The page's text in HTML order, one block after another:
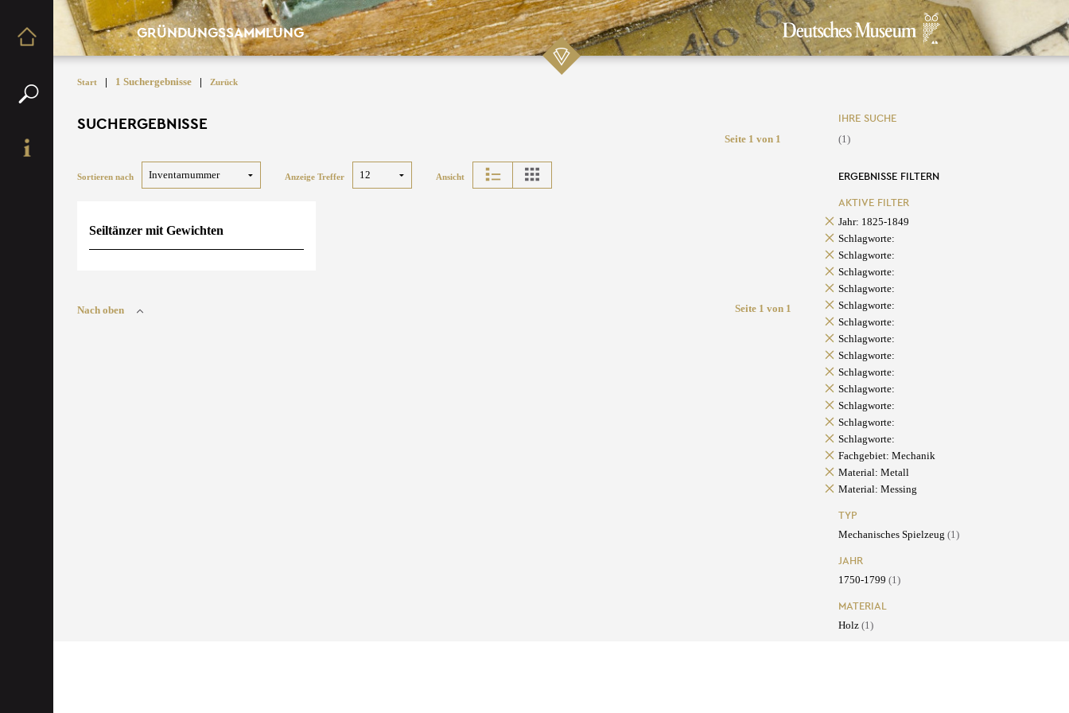
GRÜNDUNGSSAMMLUNG
Start | 1 Suchergebnisse | Zurück
SUCHERGEBNISSE
Seite 1 von 1
Sortieren nach Anzeige Treffer Ansicht
Seiltänzer mit Gewichten
Nach oben Seite 1 von 1
IHRE SUCHE
(1)
ERGEBNISSE FILTERN
AKTIVE FILTER
Jahr: 1825-1849
Schlagworte:
Schlagworte:
Schlagworte:
Schlagworte:
Schlagworte:
Schlagworte:
Schlagworte:
Schlagworte:
Schlagworte:
Schlagworte:
Schlagworte:
Schlagworte:
Schlagworte:
Fachgebiet: Mechanik
Material: Metall
Material: Messing
TYP
Mechanisches Spielzeug (1)
JAHR
1750-1799 (1)
MATERIAL
Holz (1)